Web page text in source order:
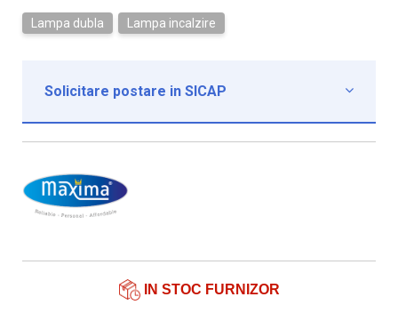
Lampa dubla Lampa incalzire
Solicitare postare in SICAP 
Institutie*
Nume contact*
IN STOC FURNIZOR